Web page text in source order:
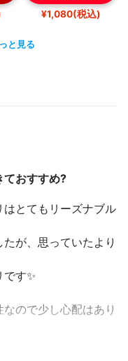
¥1,080(税込)
と見る
ておすすめ?
とてもリーズナブル
が、思っていたより
す✨
ので少し心配はあり